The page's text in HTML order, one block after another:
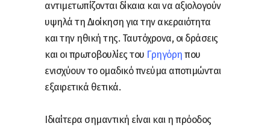
αντιμετωπίζονται δίκαια και να αξιολογούν
υψηλά τη Διοίκηση για την ακεραιότητα
και την ηθική της. Ταυτόχρονα, οι δράσεις
και οι πρωτοβουλίες του Γρηγόρη που
ενισχύουν το ομαδικό πνεύμα αποτιμώνται
εξαιρετικά θετικά.
Ιδιαίτερα σημαντική είναι και η πρόοδος